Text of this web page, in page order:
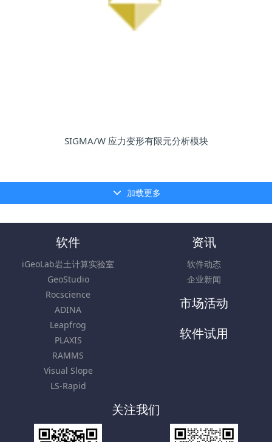
SIGMA/W 应力变形有限元分析模块
加载更多
软件
iGeoLab岩土计算实验室
GeoStudio
Rocscience
ADINA
Leapfrog
PLAXIS
RAMMS
Visual Slope
LS-Rapid
资讯
软件动态
企业新闻
市场活动
软件试用
关注我们